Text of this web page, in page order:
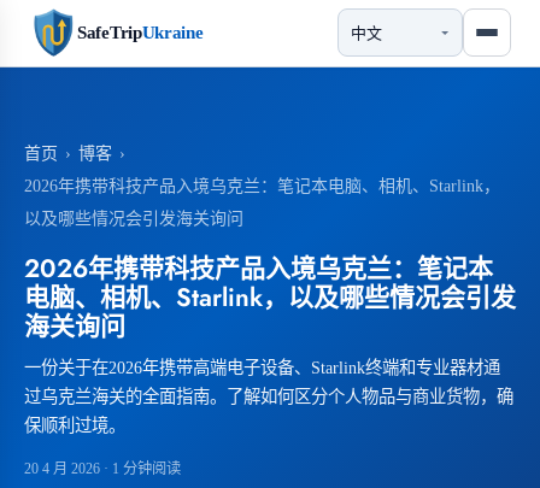
SafeTripUkraine
首页 › 博客 ›
2026年携带科技产品入境乌克兰：笔记本电脑、相机、Starlink，
以及哪些情况会引发海关询问
2026年携带科技产品入境乌克兰：笔记本
电脑、相机、Starlink，以及哪些情况会引发
海关询问
一份关于在2026年携带高端电子设备、Starlink终端和专业器材通
过乌克兰海关的全面指南。了解如何区分个人物品与商业货物，确
保顺利过境。
20 4 月 2026 · 1 分钟阅读